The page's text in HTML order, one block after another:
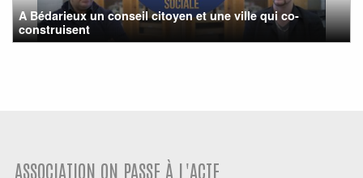
A Bédarieux un conseil citoyen et une ville qui co-
construisent
ASSOCIATION ON PASSE À L'ACTE